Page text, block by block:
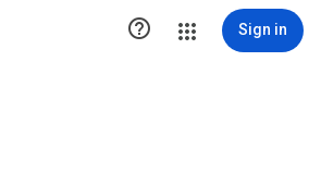
 Sign in